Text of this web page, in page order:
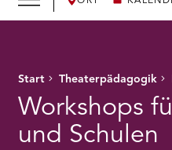
WIR ÖFFNEN
DAS THEATER ÖFFNEN
THEATERPÄDAGOGIK
Start Theaterpädagogik
Workshops
und Schulen